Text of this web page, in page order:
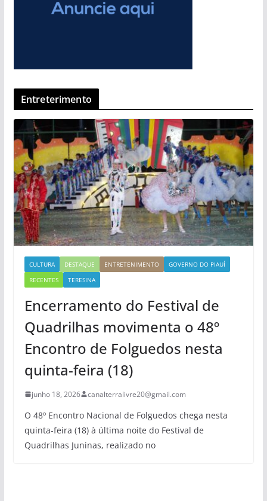
Entreterimento
CULTURA DESTAQUE ENTRETENIMENTO
GOVERNO DO PIAUÍ
RECENTES
TERESINA
Encerramento do Festival de
Quadrilhas movimenta o 48º
Encontro de Folguedos nesta
quinta-feira (18)
junho 18, 2026 canalterralivre20@gmail.com
O 48º Encontro Nacional de Folguedos chega nesta
quinta-feira (18) à última noite do Festival de
Quadrilhas Juninas, realizado no